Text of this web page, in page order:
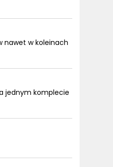
nawet w koleinach
jednym komplecie